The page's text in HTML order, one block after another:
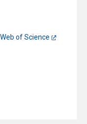
of Science